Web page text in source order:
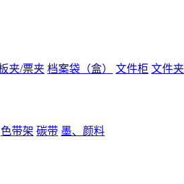
夹/票夹 档案袋（盒） 文件柜 文件
色带架 碳带 墨、颜料